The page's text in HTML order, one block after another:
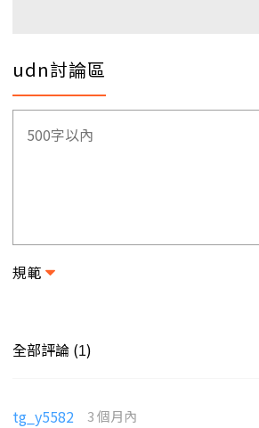
udn討論區
規範
全部評論 (1)
tg_y5582 3 個月內